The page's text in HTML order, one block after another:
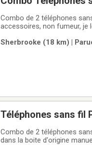
Combo de 2 téléphones
accessoires, non fumeur, je
poser pas la question, je ne
Sherbrooke (18 km) |
Téléphones sans fil
Combo de 2 téléphones
dans la boite d'origine